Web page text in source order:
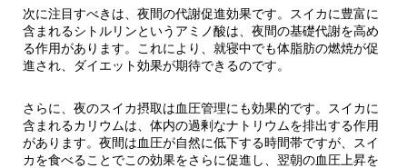
次に注目すべきは、夜間の代謝促進効果です。スイカに豊富に
含まれるシトルリンというアミノ酸は、夜間の基礎代謝を高め
る作用があります。これにより、就寝中でも体脂肪の燃焼が促
進され、ダイエット効果が期待できるのです。
さらに、夜のスイカ摂取は血圧管理にも効果的です。スイカに
含まれるカリウムは、体内の過剰なナトリウムを排出する作用
があります。夜間は血圧が自然に低下する時間帯ですが、スイ
カを食べることでこの効果をさらに促進し、翌朝の血圧上昇を